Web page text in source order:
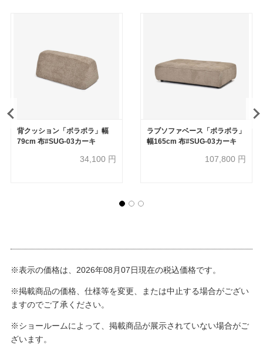
背クッション「ボラボラ」幅
79cm 布#SUG-03カーキ
34,100 円
ラブソファベース「ボラボラ」
幅165cm 布#SUG-03カーキ
107,800 円
※表示の価格は、2026年08月07日現在の税込価格です。
※掲載商品の価格、仕様等を変更、または中止する場合がござい
ますのでご了承ください。
※ショールームによって、掲載商品が展示されていない場合がご
ざいます。